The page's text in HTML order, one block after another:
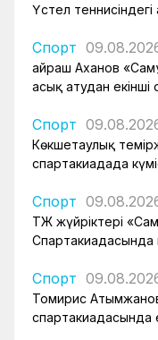
Үстел
Спорт
Қайраш Аханов
асық атудан екінші
Спорт
Көкшетаулық
спартакиадада
Спорт
ҚТЖ жүйріктері
Спартакиадасында
Спорт
Томирис
спартакиадасында